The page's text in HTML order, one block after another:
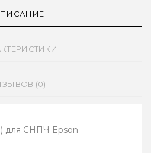
(0)
для СНПЧ Epson